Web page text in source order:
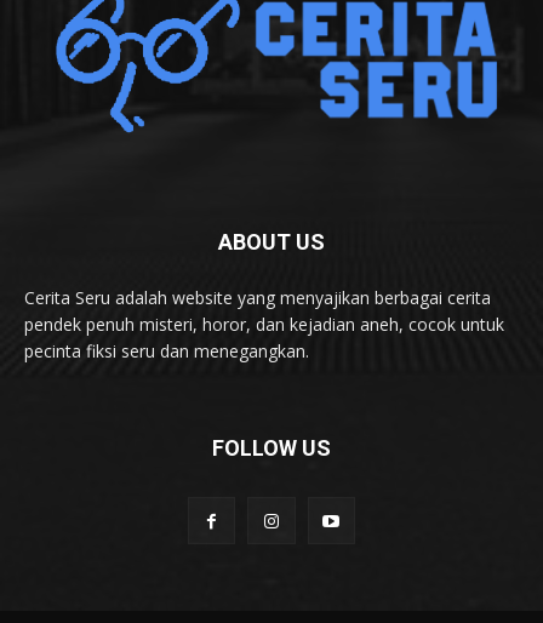
ABOUT US
Cerita Seru adalah website yang menyajikan berbagai cerita
pendek penuh misteri, horor, dan kejadian aneh, cocok untuk
pecinta fiksi seru dan menegangkan.
FOLLOW US